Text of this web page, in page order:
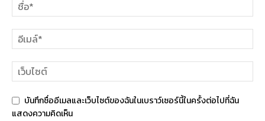
บันทึกชื่ออีเมลและเว็บไซต์ของฉันในเบราว์เซอร์นี้ในครั้งต่อไปที่ฉัน
แสดงความคิดเห็น